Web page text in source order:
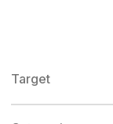
Target